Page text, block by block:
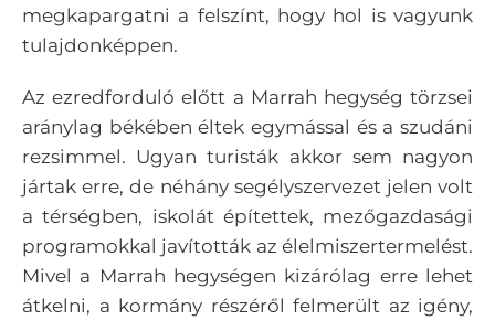
megkapargatni a felszínt, hogy hol is vagyunk
tulajdonképpen.
Az ezredforduló előtt a Marrah hegység törzsei
aránylag békében éltek egymással és a szudáni
rezsimmel. Ugyan turisták akkor sem nagyon
jártak erre, de néhány segélyszervezet jelen volt
a térségben, iskolát építettek, mezőgazdasági
programokkal javították az élelmiszertermelést.
Mivel a Marrah hegységen kizárólag erre lehet
átkelni, a kormány részéről felmerült az igény,